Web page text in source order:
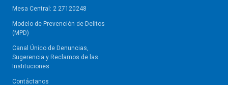
Mesa Central: 2 27120248
Modelo de Prevención de Delitos
(MPD)
Canal Único de Denuncias,
Sugerencia y Reclamos de las
Instituciones
Contáctanos